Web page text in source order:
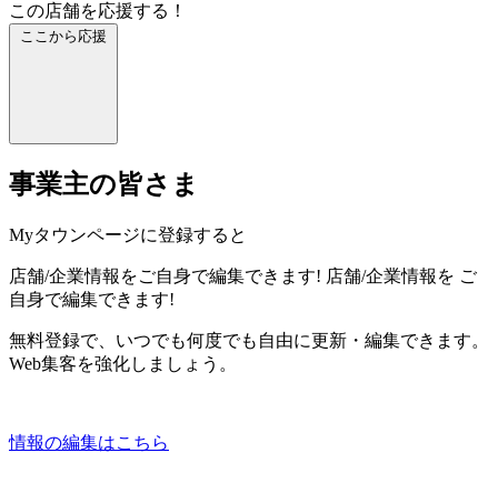
この店舗を応援する！
ここから応援
事業主の皆さま
Myタウンページに登録すると
店舗/企業情報をご自身で編集できます! 店舗/企業情報を ご
自身で編集できます!
無料登録で、いつでも何度でも自由に更新・編集できます。
Web集客を強化しましょう。
情報の編集はこちら